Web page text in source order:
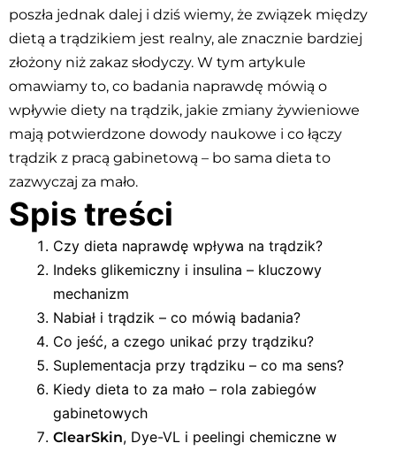
poszła jednak dalej i dziś wiemy, że związek między
dietą a trądzikiem jest realny, ale znacznie bardziej
złożony niż zakaz słodyczy. W tym artykule
omawiamy to, co badania naprawdę mówią o
wpływie diety na trądzik, jakie zmiany żywieniowe
mają potwierdzone dowody naukowe i co łączy
trądzik z pracą gabinetową – bo sama dieta to
zazwyczaj za mało.
Spis treści
Czy dieta naprawdę wpływa na trądzik?
Indeks glikemiczny i insulina – kluczowy
mechanizm
Nabiał i trądzik – co mówią badania?
Co jeść, a czego unikać przy trądziku?
Suplementacja przy trądziku – co ma sens?
Kiedy dieta to za mało – rola zabiegów
gabinetowych
ClearSkin, Dye-VL i peelingi chemiczne w